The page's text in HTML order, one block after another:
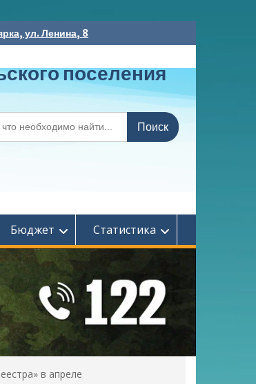
ул. Ленина, 8
поселения
Бюджет Статистика
в апреле